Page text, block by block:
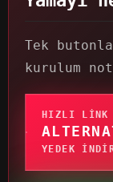
Tek
kurulum
HIZLI LINK
YEDEK